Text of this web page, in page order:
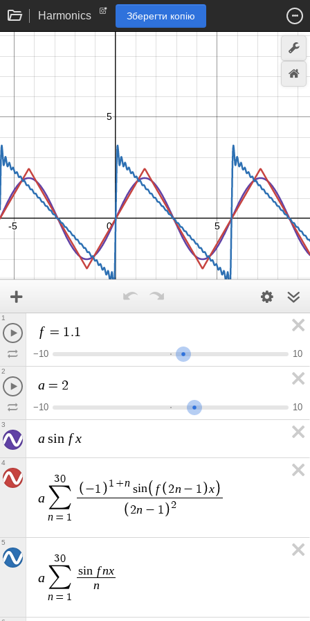
Harmonics Зберегти копію
f = 1.1
−10 10
1
a = 2
−10 10
2
a sin fx
3
a
30
∑
n = 1
−1 1 +n sin f 2n − 1 x
2n − 1 2
4
a
30
∑
n = 1
sin fnx
n
5